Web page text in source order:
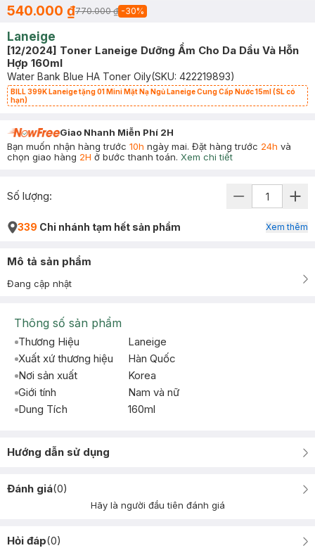
540.000 ₫770.000 ₫ -30%
Laneige
[12/2024] Toner Laneige Dưỡng Ẩm Cho Da Dầu Và Hỗn
Hợp 160ml
Water Bank Blue HA Toner Oily(SKU: 422219893)
BILL 399K Laneige tặng 01 Mini Mặt Nạ Ngủ Laneige Cung Cấp Nước 15ml (SL có
hạn)
Giao Nhanh Miễn Phí 2H
Bạn muốn nhận hàng trước 10h ngày mai. Đặt hàng trước 24h và
chọn giao hàng 2H ở bước thanh toán. Xem chi tiết
Số lượng:
339 Chi nhánh tạm hết sản phẩm Xem thêm
Mô tả sản phẩm
Đang cập nhật
Thông số sản phẩm
Thương Hiệu
Laneige
Xuất xứ thương hiệu
Hàn Quốc
Nơi sản xuất
Korea
Giới tính
Nam và nữ
Dung Tích
160ml
Hướng dẫn sử dụng
Đánh giá(0)
Hãy là người đầu tiên đánh giá
Hỏi đáp(0)